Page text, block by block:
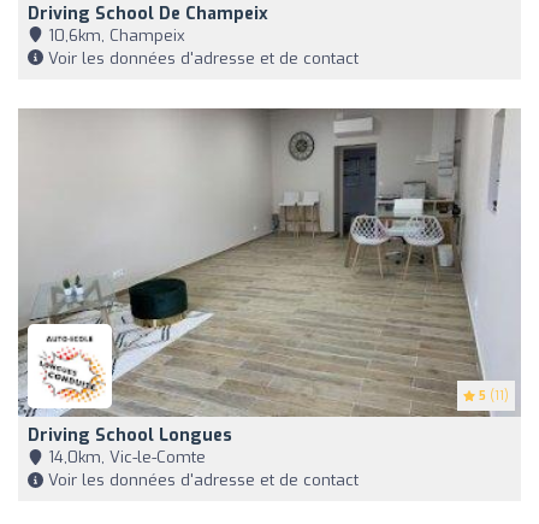
Driving School De Champeix
10,6km, Champeix
Voir les données d'adresse et de contact
5 (11)
Driving School Longues
14,0km, Vic-le-Comte
Voir les données d'adresse et de contact